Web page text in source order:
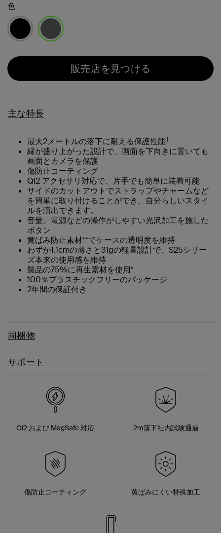
色
販売店を見つける
主な特長
最大2メートルの落下に耐える保護性能†
縁が盛り上がった設計で、画面を下向きに置いても
画面とカメラを保護
傷防止コーティング
Qi2 アクセサリ対応で、片手でも簡単に装着可能
サイドのカットアウトでストラップやチャームなど
を簡単に取り付けることができ、自分らしいスタイ
ルを演出できます。
音量、電源などの操作がしやすい光沢加工を施した
ボタン
黄ばみ防止素材**でケースの透明度を維持
わずか1.1cmの薄さと31gの軽量設計で、S25シリー
ズ本来の使用感を維持
製品の75%に再生素材を使用*
100％プラスチックフリーのパッケージ
2年間の保証付き
同梱物
サポート
Qi2 および MagSafe 対応 2m落下社内試験通過
傷防止コーティング 黄ばみにくい特殊加工